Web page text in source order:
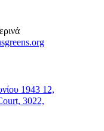
1943 12,
3022,